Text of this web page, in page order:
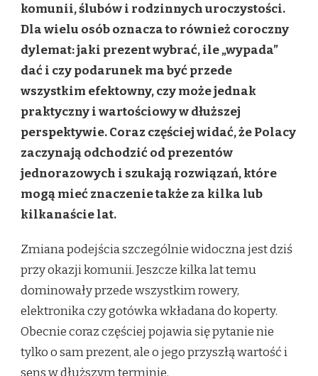
REALNE
ZABEZPIECZENIE.
NOWE
PODEJŚCIE
DO
RODZINNYCH
PREZENTÓW.
komunii, ślubów i rodzinnych uroczystości.
Dla wielu osób oznacza to również coroczny
dylemat: jaki prezent wybrać, ile „wypada”
dać i czy podarunek ma być przede
wszystkim efektowny, czy może jednak
praktyczny i wartościowy w dłuższej
perspektywie. Coraz częściej widać, że Polacy
zaczynają odchodzić od prezentów
jednorazowych i szukają rozwiązań, które
mogą mieć znaczenie także za kilka lub
kilkanaście lat.
Zmiana podejścia szczególnie widoczna jest dziś
przy okazji komunii. Jeszcze kilka lat temu
dominowały przede wszystkim rowery,
elektronika czy gotówka wkładana do koperty.
Obecnie coraz częściej pojawia się pytanie nie
tylko o sam prezent, ale o jego przyszłą wartość i
sens w dłuższym terminie.